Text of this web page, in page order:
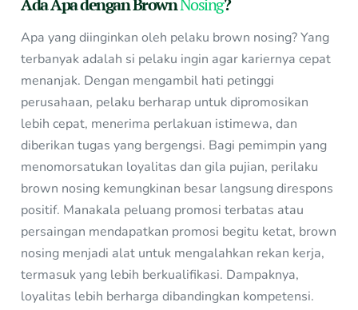
Ada Apa dengan BrownNosing?
Apa yang diinginkan oleh pelaku brown nosing? Yang
terbanyak adalah si pelaku ingin agar kariernya cepat
menanjak. Dengan mengambil hati petinggi
perusahaan, pelaku berharap untuk dipromosikan
lebih cepat, menerima perlakuan istimewa, dan
diberikan tugas yang bergengsi. Bagi pemimpin yang
menomorsatukan loyalitas dan gila pujian, perilaku
brown nosing kemungkinan besar langsung direspons
positif. Manakala peluang promosi terbatas atau
persaingan mendapatkan promosi begitu ketat, brown
nosing menjadi alat untuk mengalahkan rekan kerja,
termasuk yang lebih berkualifikasi. Dampaknya,
loyalitas lebih berharga dibandingkan kompetensi.